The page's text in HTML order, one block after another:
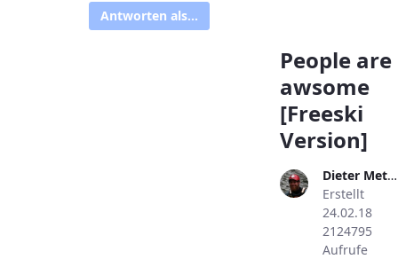
Antworten als...
People are
awsome
[Freeski
Version]
Dieter Metzler
Erstellt
24.02.18
2124795
Aufrufe